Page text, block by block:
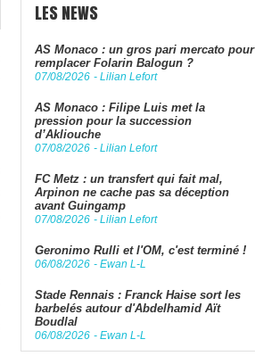
LES NEWS
AS Monaco : un gros pari mercato pour
remplacer Folarin Balogun ?
07/08/2026 - Lilian Lefort
AS Monaco : Filipe Luis met la
pression pour la succession
d’Akliouche
07/08/2026 - Lilian Lefort
FC Metz : un transfert qui fait mal,
Arpinon ne cache pas sa déception
avant Guingamp
07/08/2026 - Lilian Lefort
Geronimo Rulli et l'OM, c'est terminé !
06/08/2026 - Ewan L-L
Stade Rennais : Franck Haise sort les
barbelés autour d'Abdelhamid Aït
Boudlal
06/08/2026 - Ewan L-L